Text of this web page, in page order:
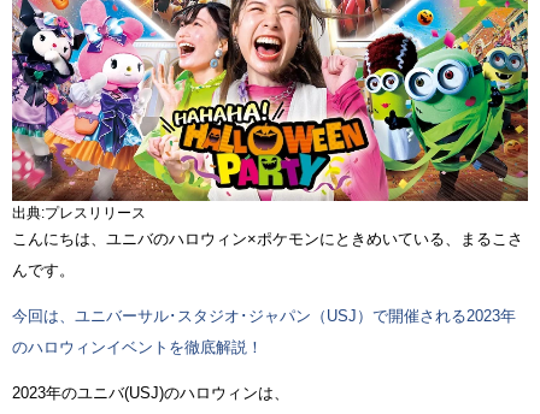
出典:プレスリリース
こんにちは、ユニバのハロウィン×ポケモンにときめいている、まるこさ
んです。
今回は、ユニバーサル･スタジオ･ジャパン（USJ）で開催される2023年
のハロウィンイベントを徹底解説！
2023年のユニバ(USJ)のハロウィンは、